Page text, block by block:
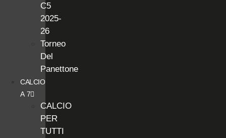
C5
2025-
26
Torneo
Del
Panettone
CALCIO
A 7
CALCIO
PER
TUTTI